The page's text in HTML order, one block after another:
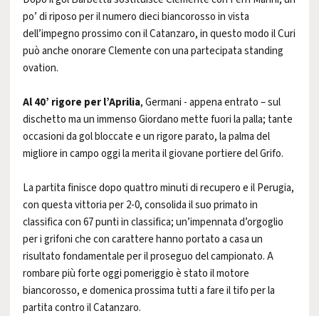
po’ di riposo per il numero dieci biancorosso in vista
dell’impegno prossimo con il Catanzaro, in questo modo il Curi
può anche onorare Clemente con una partecipata standing
ovation.
Al 40’ rigore per l’Aprilia, Germani - appena entrato – sul
dischetto ma un immenso Giordano mette fuori la palla; tante
occasioni da gol bloccate e un rigore parato, la palma del
migliore in campo oggi la merita il giovane portiere del Grifo.
La partita finisce dopo quattro minuti di recupero e il Perugia,
con questa vittoria per 2-0, consolida il suo primato in
classifica con 67 punti in classifica; un’impennata d’orgoglio
per i grifoni che con carattere hanno portato a casa un
risultato fondamentale per il proseguo del campionato. A
rombare più forte oggi pomeriggio è stato il motore
biancorosso, e domenica prossima tutti a fare il tifo per la
partita contro il Catanzaro.